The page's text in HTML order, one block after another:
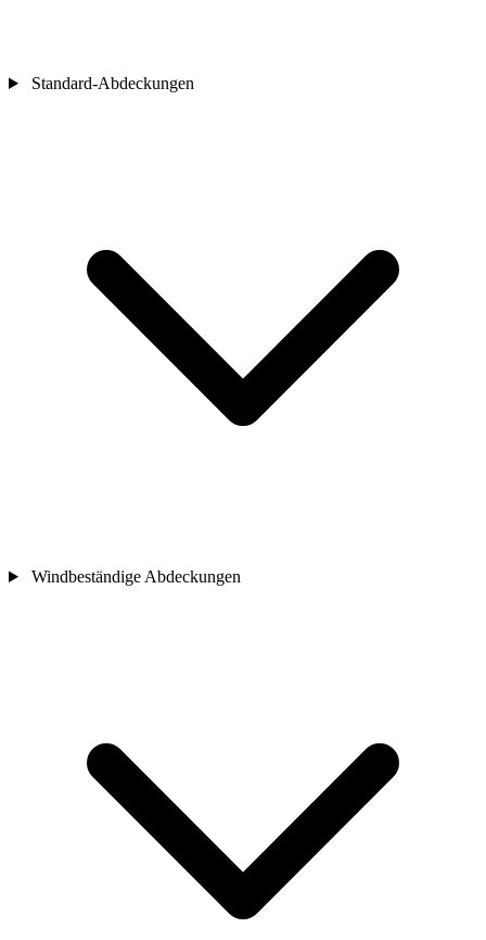
Standard-Abdeckungen
Windbeständige Abdeckungen